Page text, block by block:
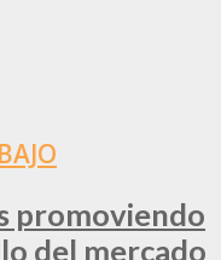
promoviendo
del mercado